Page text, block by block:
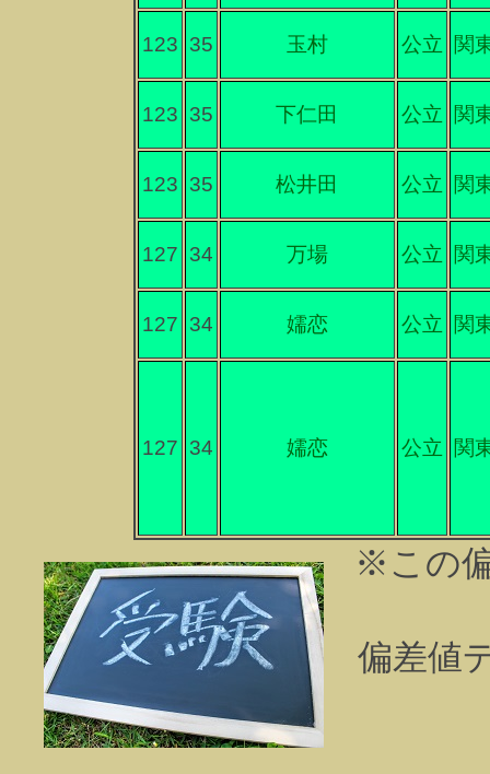
123 35 玉村 公立 関
123 35 下仁田 公立 関
123 35 松井田 公立 関
127 34 万場 公立 関
127 34 嬬恋 公立 関
127 34 嬬恋 公立 関
※この
偏差値